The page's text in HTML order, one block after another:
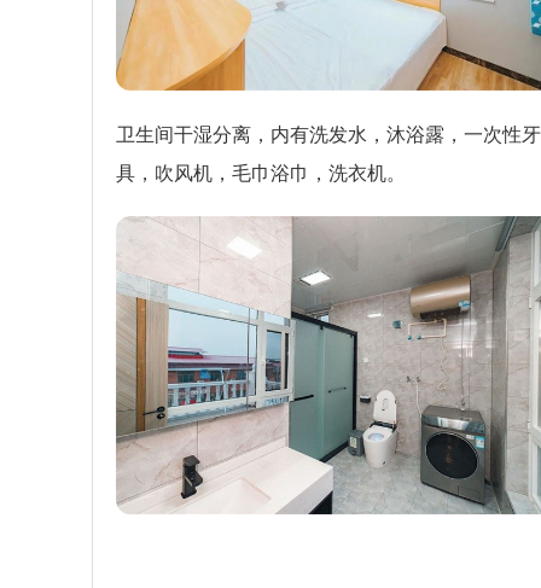
卫生间干湿分离，内有洗发水，沐浴露，一次性牙
具，吹风机，毛巾浴巾，洗衣机。